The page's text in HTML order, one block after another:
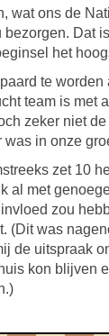
wat ons de
Dat
het
te worden
team is met
zeker niet
in onze
zet 10
al met
zou
(Dit was
de uitspraak
kon blijven